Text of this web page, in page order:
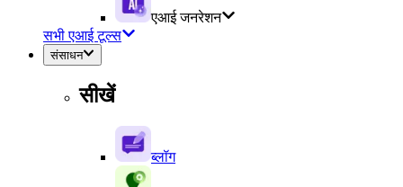
एआई जनरेशन
सभी एआई टूल्स
संसाधन
सीखें
ब्लॉग